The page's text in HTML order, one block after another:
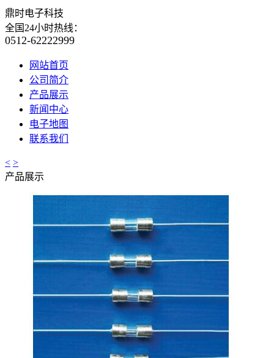
鼎时电子科技
全国24小时热线：
0512-62222999
网站首页
公司简介
产品展示
新闻中心
电子地图
联系我们
< >
产品展示